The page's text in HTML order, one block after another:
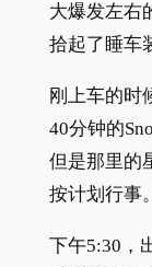
大爆发左右
拾起了睡车
刚上车的时
40分钟的
但是那里的
按计划行事。
下午5:30，